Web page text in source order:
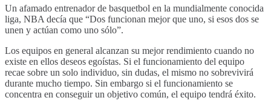
Un afamado entrenador de basquetbol en la mundialmente conocida
liga, NBA decía que “Dos funcionan mejor que uno, si esos dos se
unen y actúan como uno sólo”.
Los equipos en general alcanzan su mejor rendimiento cuando no
existe en ellos deseos egoístas. Si el funcionamiento del equipo
recae sobre un solo individuo, sin dudas, el mismo no sobrevivirá
durante mucho tiempo. Sin embargo si el funcionamiento se
concentra en conseguir un objetivo común, el equipo tendrá éxito.